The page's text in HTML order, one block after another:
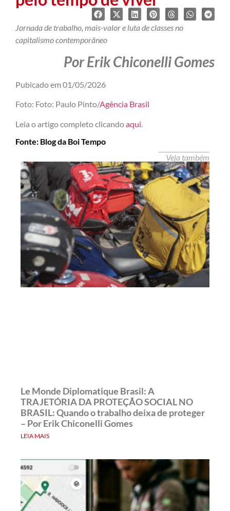
Jornada de trabalho, mais-valor e luta de classes no
capitalismo contemporâneo
Por Erik Chiconelli Gomes
Pubicado em 01/05/2026
Foto: Foto: Paulo Pinto/Agência Brasil
Leia o artigo completo clicandoaqui
Fonte: Blog da Boi Tempo
Veja também
Le Monde Diplomatique Brasil: A
TRAJETÓRIA DA PROTEÇÃO SOCIAL NO
BRASIL: Quando o trabalho deixa de proteger
– Por Erik Chiconelli Gomes
LEIA MAIS